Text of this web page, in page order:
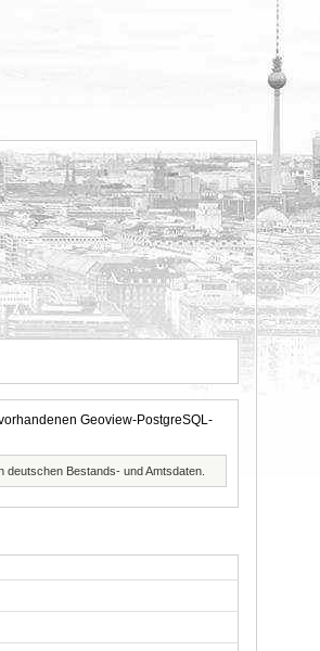
Geoview-PostgreSQL-
Bestands- und Amtsdaten.